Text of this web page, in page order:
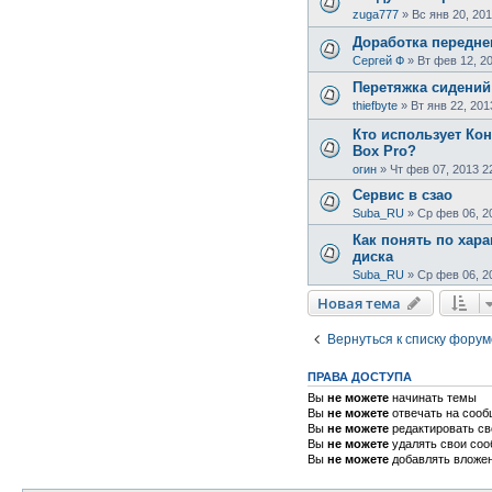
zuga777 » Вс янв 20,
Доработка
Сергей Ф » Вт фев 12,
Перетяжка
thiefbyte » Вт янв 22,
Кто использует
Box Pro?
огин » Чт фев 07, 2013
Сервис в сзао
Suba_RU » Ср фев 06,
Как понять по
диска
Suba_RU » Ср фев 06,
Новая тема
Вернуться к списку
ПРАВА ДОСТУПА
Вы не можете начинать темы
Вы не можете отвечать на
Вы не можете редактировать
Вы не можете удалять свои
Вы не можете добавлять